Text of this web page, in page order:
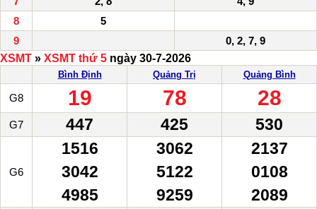
8
5
9
0, 2, 7, 9
XSMT » XSMT thứ 5 ngày 30-7-2026
Bình Định Quảng Trị Quảng Bình
G8 19 78 28
G7 447 425 530
G6
1516
3042
4985
3062
5122
9259
2137
0108
2089